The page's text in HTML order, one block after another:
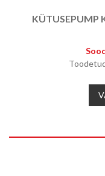
KÜTUSEPUMP